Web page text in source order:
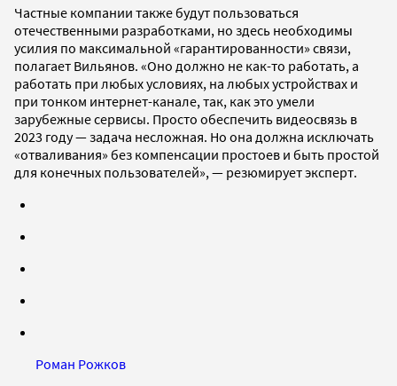
Частные компании также будут пользоваться
отечественными разработками, но здесь необходимы
усилия по максимальной «гарантированности» связи,
полагает Вильянов. «Оно должно не как-то работать, а
работать при любых условиях, на любых устройствах и
при тонком интернет-канале, так, как это умели
зарубежные сервисы. Просто обеспечить видеосвязь в
2023 году — задача несложная. Но она должна исключать
«отваливания» без компенсации простоев и быть простой
для конечных пользователей», — резюмирует эксперт.
Роман Рожков